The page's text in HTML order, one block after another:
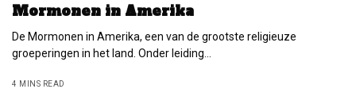
Mormonen in Amerika
De Mormonen in Amerika, een van de grootste religieuze
groeperingen in het land. Onder leiding…
4 MINS READ